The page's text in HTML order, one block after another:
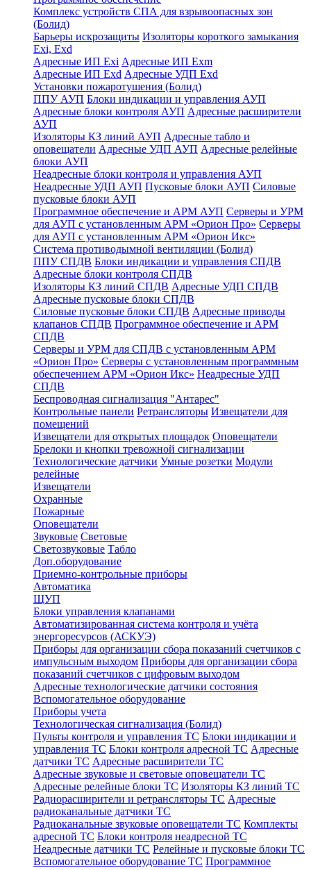
Комплекс устройств СПА для взрывоопасных зон
(Болид)
Барьеры искрозащиты Изоляторы короткого замыкания
Exi, Exd
Адресные ИП Exi Адресные ИП Exm
Адресные ИП Exd Адресные УДП Exd
Установки пожаротушения (Болид)
ППУ АУП Блоки индикации и управления АУП
Адресные блоки контроля АУП Адресные расширители
АУП
Изоляторы КЗ линий АУП Адресные табло и
оповещатели Адресные УДП АУП Адресные релейные
блоки АУП
Неадресные блоки контроля и управления АУП
Неадресные УДП АУП Пусковые блоки АУП Силовые
пусковые блоки АУП
Программное обеспечение и АРМ АУП Серверы и УРМ
для АУП с установленным АРМ «Орион Про» Серверы
для АУП с установленным АРМ «Орион Икс»
Система противодымной вентиляции (Болид)
ППУ СПДВ Блоки индикации и управления СПДВ
Адресные блоки контроля СПДВ
Изоляторы КЗ линий СПДВ Адресные УДП СПДВ
Адресные пусковые блоки СПДВ
Силовые пусковые блоки СПДВ Адресные приводы
клапанов СПДВ Программное обеспечение и АРМ
СПДВ
Серверы и УРМ для СПДВ с установленным АРМ
«Орион Про» Серверы с установленным программным
обеспечением АРМ «Орион Икс» Неадресные УДП
СПДВ
Беспроводная сигнализация "Антарес"
Контрольные панели Ретрансляторы Извещатели для
помещений
Извещатели для открытых площадок Оповещатели
Брелоки и кнопки тревожной сигнализации
Технологические датчики Умные розетки Модули
релейные
Извещатели
Охранные
Пожарные
Оповещатели
Звуковые Световые
Светозвуковые Табло
Доп.оборудование
Приемно-контрольные приборы
Автоматика
ЩУП
Блоки управления клапанами
Автоматизированная система контроля и учёта
энергоресурсов (АСКУЭ)
Приборы для организации сбора показаний счетчиков с
импульсным выходом Приборы для организации сбора
показаний счетчиков с цифровым выходом
Адресные технологические датчики состояния
Вспомогательное оборудование
Приборы учета
Технологическая сигнализация (Болид)
Пульты контроля и управления ТС Блоки индикации и
управления ТС Блоки контроля адресной ТС Адресные
датчики ТС Адресные расширители ТС
Адресные звуковые и световые оповещатели ТС
Адресные релейные блоки ТС Изоляторы КЗ линий ТС
Радиорасширители и ретрансляторы ТС Адресные
радиоканальные датчики ТС
Радиоканальные звуковые оповещатели ТС Комплекты
адресной ТС Блоки контроля неадресной ТС
Неадресные датчики ТС Релейные и пусковые блоки ТС
Вспомогательное оборудование ТС Программное